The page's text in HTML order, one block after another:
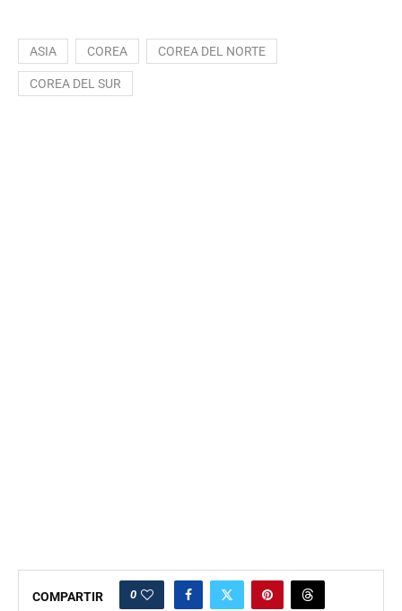
ASIA COREA COREA DEL NORTE
COREA DEL SUR
COMPARTIR 0